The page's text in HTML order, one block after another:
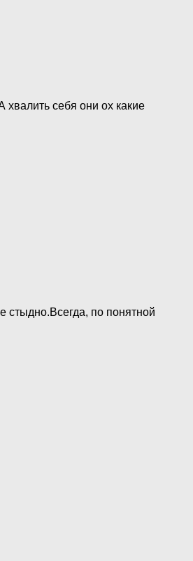
себя они ох какие
стыдно.Всегда, по понятной